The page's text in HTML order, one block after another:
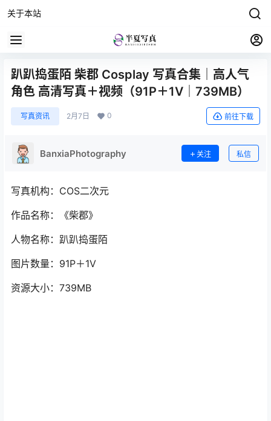
关于本站
趴趴捣蛋陌 柴郡 Cosplay 写真合集｜高人气
角色 高清写真＋视频（91P＋1V｜739MB）
写真资讯 2月7日 0 前往下载
BanxiaPhotography 关注 私信
写真机构：COS二次元
作品名称：《柴郡》
人物名称：趴趴捣蛋陌
图片数量：91P＋1V
资源大小：739MB